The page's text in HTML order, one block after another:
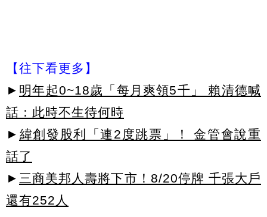
【往下看更多】
► 明年起0~18歲「每月爽領5千」 賴清德喊
話：此時不生待何時
► 緯創發股利「連2度跳票」！ 金管會說重
話了
► 三商美邦人壽將下市！8/20停牌 千張大戶
還有252人